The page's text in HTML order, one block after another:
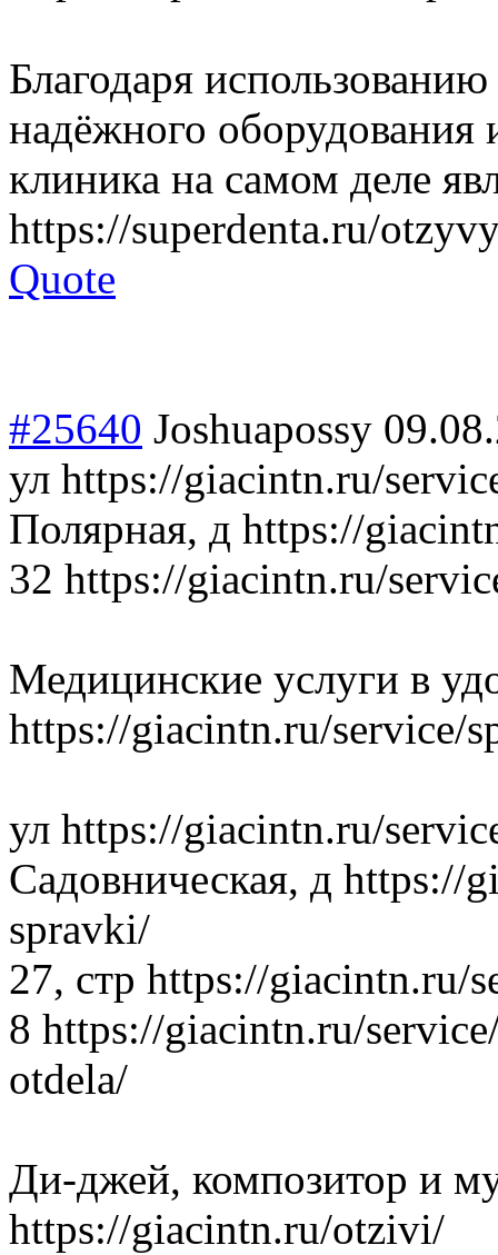
Благодаря
надёжного оборудования
клиника на самом деле
https://superdenta.ru/
Quote
#25640 Joshuapossy
ул https://giacintn.ru/
Полярная, д https://
32 https://giacintn.ru/
Медицинские услуги в
https://giacintn.ru/service/
ул https://giacintn.ru/
Садовническая, д https://
spravki/
27, стр https://giacintn.ru/
8 https://giacintn.ru/
otdela/
Ди-джей, композитор и
https://giacintn.ru/otzivi/